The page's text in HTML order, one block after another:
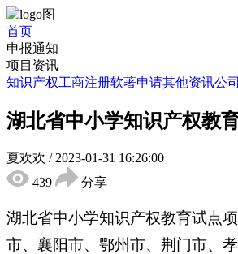
首页
申报通知
项目资讯
知识产权工商注册软著申请其他资讯公
湖北省中小学知识产权教
夏欢欢 / 2023-01-31 16:26:00
439
分享
湖北省中小学知识产权教育试点
市、襄阳市、鄂州市、荆门市、